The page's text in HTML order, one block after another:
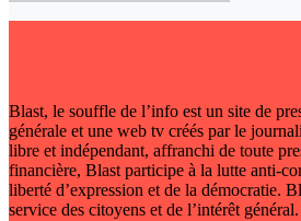
Blast, le souffle de l’info est un site de
générale et une web tv créés par le
libre et indépendant, affranchi de toute
financière, Blast participe à la lutte anti-
liberté d’expression et de la démocratie.
service des citoyens et de l’intérêt général.